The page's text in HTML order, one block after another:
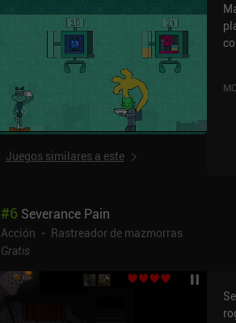
Juegos similares a este
#6 Severance Pain
Acción
Rastreador de mazmorras
Gratis